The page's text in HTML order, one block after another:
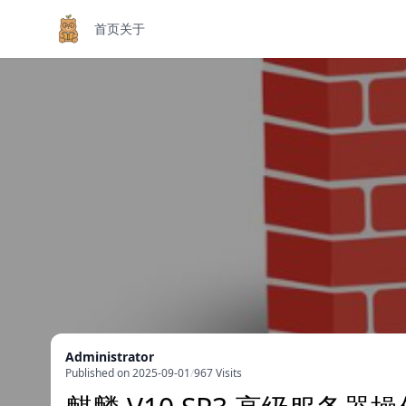
首页关于
Administrator
Published on 2025-09-01/967 Visits